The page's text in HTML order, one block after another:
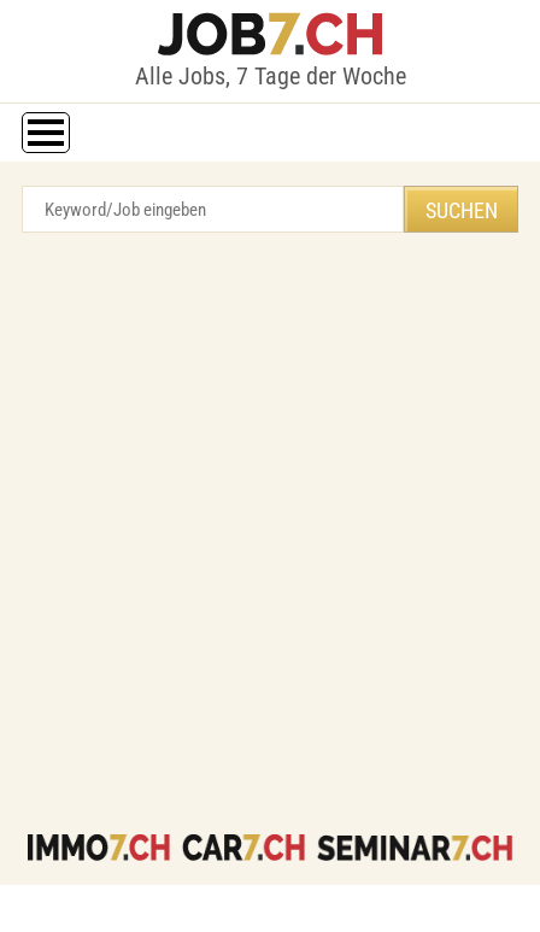
Alle Jobs, 7 Tage der Woche